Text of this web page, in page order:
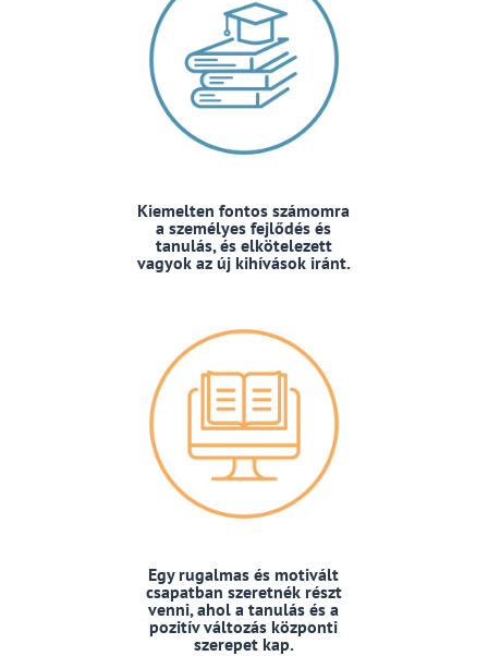
Kiemelten fontos számomra
a személyes fejlődés és
tanulás, és elkötelezett
vagyok az új kihívások iránt.
Egy rugalmas és motivált
csapatban szeretnék részt
venni, ahol a tanulás és a
pozitív változás központi
szerepet kap.